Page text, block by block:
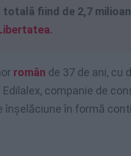
fiind de 2,7
.
român de 37 de ani, cu
companie de
înșelăciune în formă